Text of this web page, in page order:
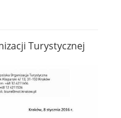
Turystycznej